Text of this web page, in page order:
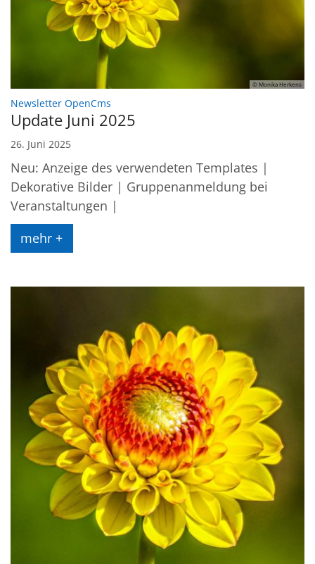
© Monika Herkens
Newsletter OpenCms
Update Juni 2025
26. Juni 2025
Neu: Anzeige des verwendeten Templates |
Dekorative Bilder | Gruppenanmeldung bei
Veranstaltungen |
mehr +